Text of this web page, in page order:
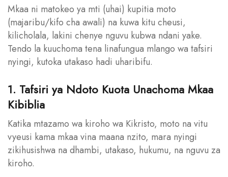
Mkaa ni matokeo ya mti (uhai) kupitia moto
(majaribu/kifo cha awali) na kuwa kitu cheusi,
kilicholala, lakini chenye nguvu kubwa ndani yake.
Tendo la kuuchoma tena linafungua mlango wa tafsiri
nyingi, kutoka utakaso hadi uharibifu.
1. Tafsiri ya Ndoto Kuota Unachoma Mkaa
Kibiblia
Katika mtazamo wa kiroho wa Kikristo, moto na vitu
vyeusi kama mkaa vina maana nzito, mara nyingi
zikihusishwa na dhambi, utakaso, hukumu, na nguvu za
kiroho.